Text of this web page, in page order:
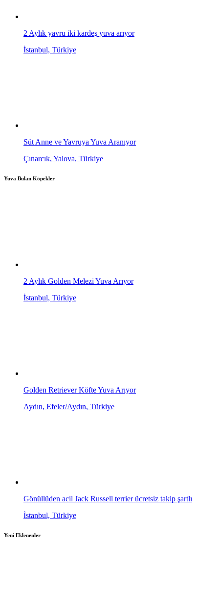
2 Aylık yavru iki kardeş yuva arıyor
İstanbul, Türkiye
Süt Anne ve Yavruya Yuva Aranıyor
Çınarcık, Yalova, Türkiye
Yuva Bulan Köpekler
2 Aylık Golden Melezi Yuva Arıyor
İstanbul, Türkiye
Golden Retriever Köfte Yuva Arıyor
Aydın, Efeler/Aydın, Türkiye
Gönüllüden acil Jack Russell terrier ücretsiz takip şartlı
İstanbul, Türkiye
Yeni Eklenenler